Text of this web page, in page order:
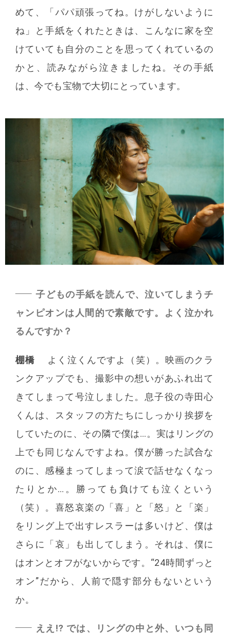
めて、「パパ頑張ってね。けがしないように
ね」と手紙をくれたときは、こんなに家を空
けていても自分のことを思ってくれているの
かと、読みながら泣きましたね。その手紙
は、今でも宝物で大切にとっています。
子どもの手紙を読んで、泣いてしまうチ
ャンピオンは人間的で素敵です。よく泣かれ
るんですか？
棚橋
よく泣くんですよ（笑）。映画のクラ
ンクアップでも、撮影中の想いがあふれ出て
きてしまって号泣しました。息子役の寺田心
くんは、スタッフの方たちにしっかり挨拶を
していたのに、その隣で僕は…。実はリングの
上でも同じなんですよね。僕が勝った試合な
のに、感極まってしまって涙で話せなくなっ
たりとか…。勝っても負けても泣くという
（笑）。喜怒哀楽の「喜」と「怒」と「楽」
をリング上で出すレスラーは多いけど、僕は
さらに「哀」も出してしまう。それは、僕に
はオンとオフがないからです。“24時間ずっと
オン”だから、人前で隠す部分もないという
か。
ええ!? では、リングの中と外、いつも同